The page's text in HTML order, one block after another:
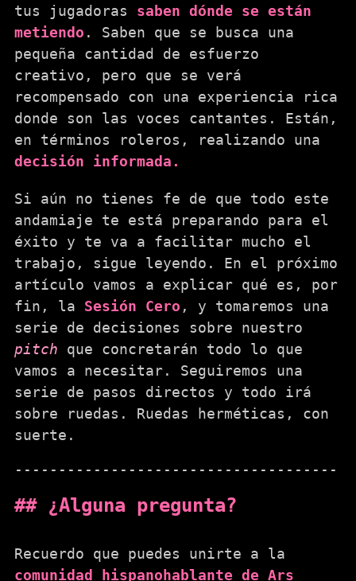
tus jugadoras saben dónde se están
metiendo . Saben que se busca una
pequeña cantidad de esfuerzo
creativo, pero que se verá
recompensado con una experiencia rica
donde son las voces cantantes. Están,
en términos roleros, realizando una
decisión informada.
Si aún no tienes fe de que todo este
andamiaje te está preparando para el
éxito y te va a facilitar mucho el
trabajo, sigue leyendo. En el próximo
artículo vamos a explicar qué es, por
fin, la Sesión Cero , y tomaremos una
serie de decisiones sobre nuestro
pitch que concretarán todo lo que
vamos a necesitar. Seguiremos una
serie de pasos directos y todo irá
sobre ruedas. Ruedas herméticas, con
suerte.
¿Alguna pregunta?
Recuerdo que puedes unirte a la
comunidad hispanohablante de Ars